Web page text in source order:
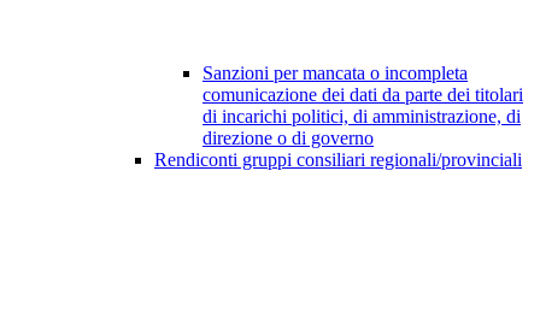
Sanzioni per mancata o incompleta
comunicazione dei dati da parte dei titolari
di incarichi politici, di amministrazione, di
direzione o di governo
Rendiconti gruppi consiliari regionali/provinciali